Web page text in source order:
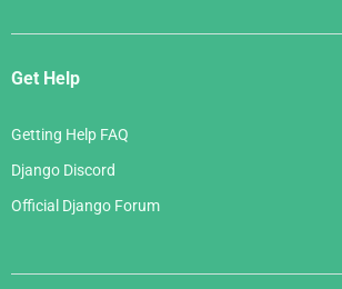
Get Help
Getting Help FAQ
Django Discord
Official Django Forum